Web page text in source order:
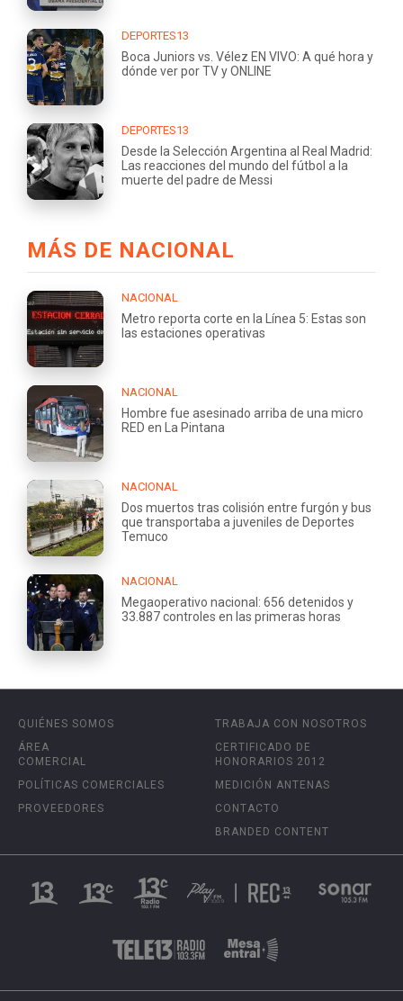
DEPORTES13
Boca Juniors vs. Vélez EN VIVO: A qué hora y
dónde ver por TV y ONLINE
DEPORTES13
Desde la Selección Argentina al Real Madrid:
Las reacciones del mundo del fútbol a la
muerte del padre de Messi
MÁS DE NACIONAL
NACIONAL
Metro reporta corte en la Línea 5: Estas son
las estaciones operativas
NACIONAL
Hombre fue asesinado arriba de una micro
RED en La Pintana
NACIONAL
Dos muertos tras colisión entre furgón y bus
que transportaba a juveniles de Deportes
Temuco
NACIONAL
Megaoperativo nacional: 656 detenidos y
33.887 controles en las primeras horas
QUIÉNES SOMOS
ÁREA
COMERCIAL
POLÍTICAS COMERCIALES
PROVEEDORES
TRABAJA CON NOSOTROS
CERTIFICADO DE
HONORARIOS 2012
MEDICIÓN ANTENAS
CONTACTO
BRANDED CONTENT